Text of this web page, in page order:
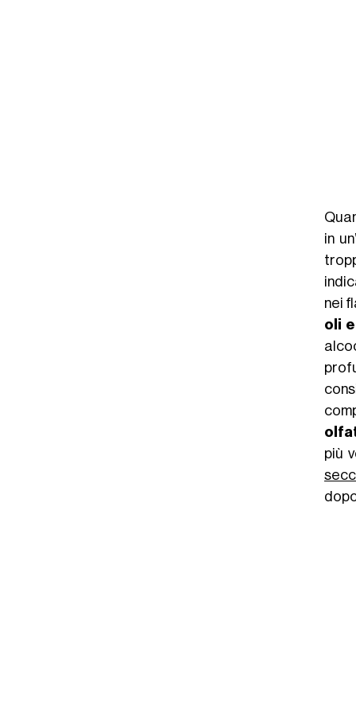
in
nei
oli
più